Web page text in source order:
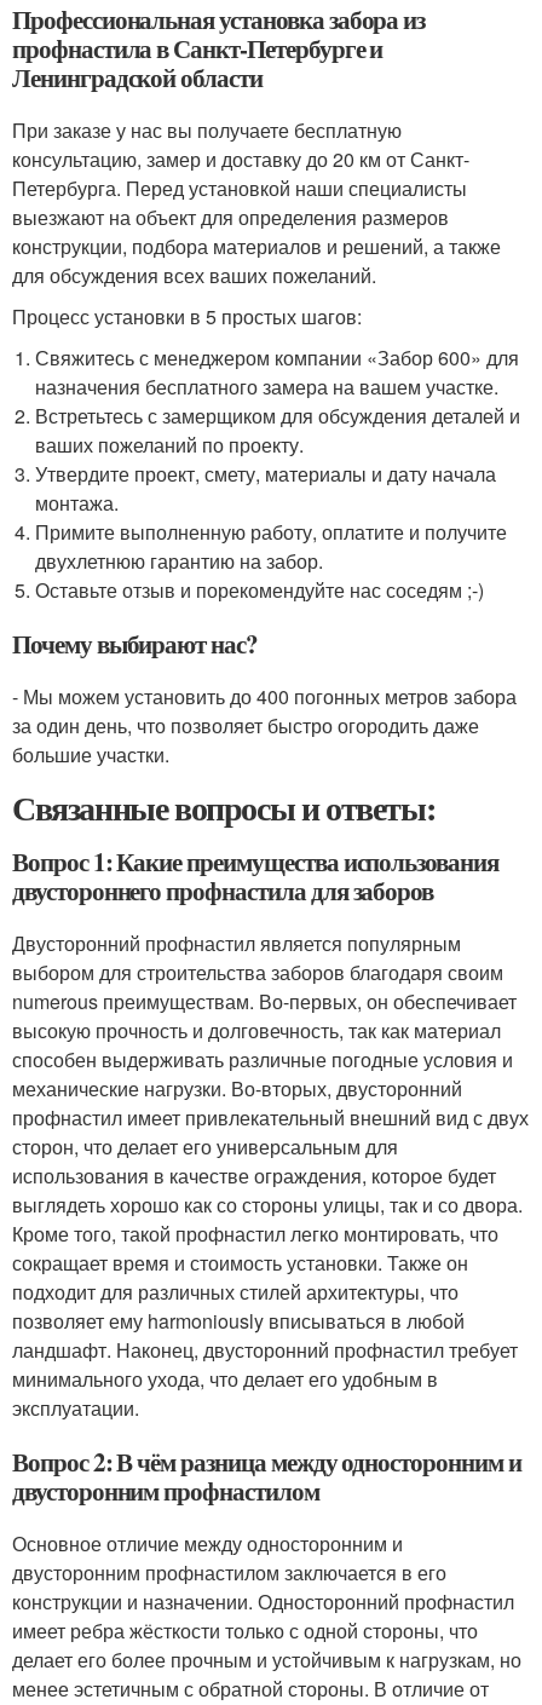
Профессиональная установка забора из
профнастила в Санкт-Петербурге и
Ленинградской области
При заказе у нас вы получаете бесплатную
консультацию, замер и доставку до 20 км от Санкт-
Петербурга. Перед установкой наши специалисты
выезжают на объект для определения размеров
конструкции, подбора материалов и решений, а также
для обсуждения всех ваших пожеланий.
Процесс установки в 5 простых шагов:
Свяжитесь с менеджером компании «Забор 600» для
назначения бесплатного замера на вашем участке.
Встретьтесь с замерщиком для обсуждения деталей и
ваших пожеланий по проекту.
Утвердите проект, смету, материалы и дату начала
монтажа.
Примите выполненную работу, оплатите и получите
двухлетнюю гарантию на забор.
Оставьте отзыв и порекомендуйте нас соседям ;-)
Почему выбирают нас?
- Мы можем установить до 400 погонных метров забора
за один день, что позволяет быстро огородить даже
большие участки.
Связанные вопросы и ответы:
Вопрос 1: Какие преимущества использования
двустороннего профнастила для заборов
Двусторонний профнастил является популярным
выбором для строительства заборов благодаря своим
numerous преимуществам. Во-первых, он обеспечивает
высокую прочность и долговечность, так как материал
способен выдерживать различные погодные условия и
механические нагрузки. Во-вторых, двусторонний
профнастил имеет привлекательный внешний вид с двух
сторон, что делает его универсальным для
использования в качестве ограждения, которое будет
выглядеть хорошо как со стороны улицы, так и со двора.
Кроме того, такой профнастил легко монтировать, что
сокращает время и стоимость установки. Также он
подходит для различных стилей архитектуры, что
позволяет ему harmoniously вписываться в любой
ландшафт. Наконец, двусторонний профнастил требует
минимального ухода, что делает его удобным в
эксплуатации.
Вопрос 2: В чём разница между односторонним и
двусторонним профнастилом
Основное отличие между односторонним и
двусторонним профнастилом заключается в его
конструкции и назначении. Односторонний профнастил
имеет ребра жёсткости только с одной стороны, что
делает его более прочным и устойчивым к нагрузкам, но
менее эстетичным с обратной стороны. В отличие от